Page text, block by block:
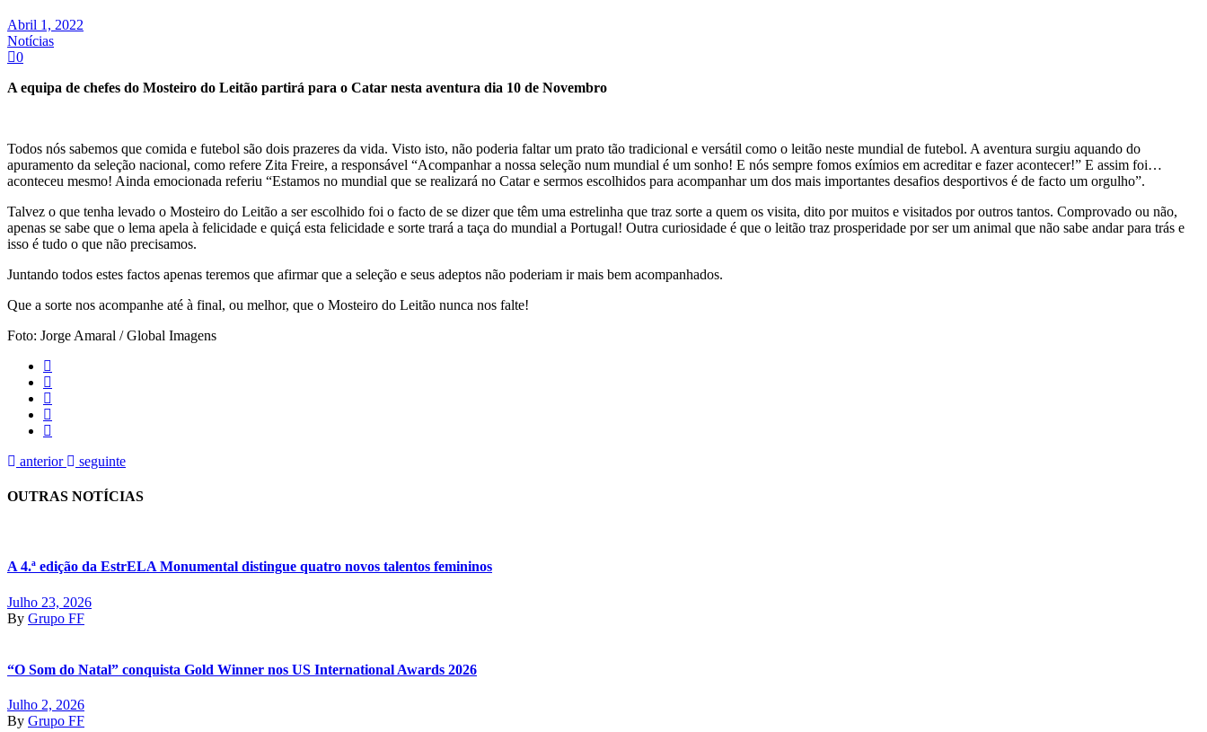
Abril 1, 2022
Notícias
0
A equipa de chefes do Mosteiro do Leitão partirá para o Catar nesta aventura dia 10 de Novembro
Todos nós sabemos que comida e futebol são dois prazeres da vida. Visto isto, não poderia faltar um prato tão tradicional e versátil como o leitão neste mundial de futebol. A aventura surgiu aquando do
apuramento da seleção nacional, como refere Zita Freire, a responsável “Acompanhar a nossa seleção num mundial é um sonho! E nós sempre fomos exímios em acreditar e fazer acontecer!” E assim foi…
aconteceu mesmo! Ainda emocionada referiu “Estamos no mundial que se realizará no Catar e sermos escolhidos para acompanhar um dos mais importantes desafios desportivos é de facto um orgulho”.
Talvez o que tenha levado o Mosteiro do Leitão a ser escolhido foi o facto de se dizer que têm uma estrelinha que traz sorte a quem os visita, dito por muitos e visitados por outros tantos. Comprovado ou não,
apenas se sabe que o lema apela à felicidade e quiçá esta felicidade e sorte trará a taça do mundial a Portugal! Outra curiosidade é que o leitão traz prosperidade por ser um animal que não sabe andar para trás e
isso é tudo o que não precisamos.
Juntando todos estes factos apenas teremos que afirmar que a seleção e seus adeptos não poderiam ir mais bem acompanhados.
Que a sorte nos acompanhe até à final, ou melhor, que o Mosteiro do Leitão nunca nos falte!
Foto: Jorge Amaral / Global Imagens
anterior seguinte
OUTRAS NOTÍCIAS
A 4.ª edição da EstrELA Monumental distingue quatro novos talentos femininos
Julho 23, 2026
By Grupo FF
“O Som do Natal” conquista Gold Winner nos US International Awards 2026
Julho 2, 2026
By Grupo FF